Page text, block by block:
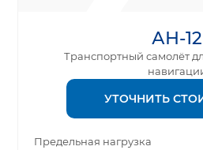
АН-12
Транспортный самолёт
УТОЧНИТЬ
Предельная нагрузка